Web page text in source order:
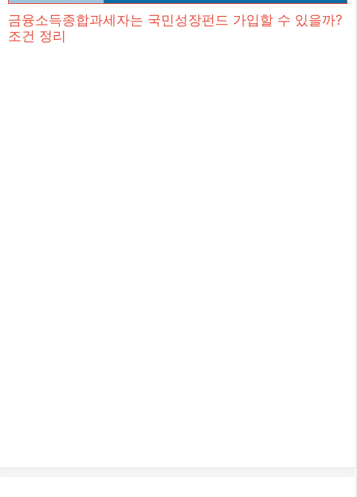
금융소득종합과세자는 국민성장펀드 가입할 수 있을까?
조건 정리